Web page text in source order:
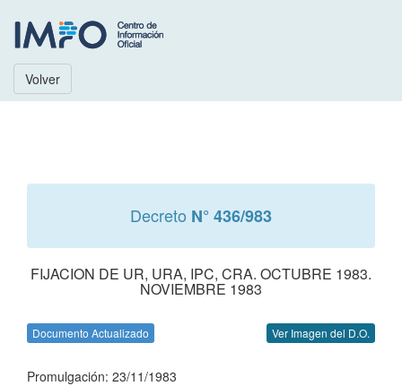
Volver
Decreto N° 436/983
FIJACION DE UR, URA, IPC, CRA. OCTUBRE 1983.
NOVIEMBRE 1983
Documento Actualizado Ver Imagen del D.O.
Promulgación: 23/11/1983